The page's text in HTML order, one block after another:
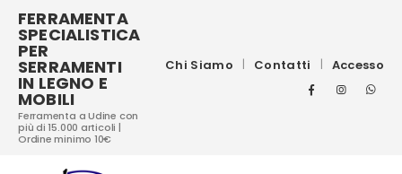
FERRAMENTA
SPECIALISTICA
PER
SERRAMENTI
IN LEGNO E
MOBILI
Ferramenta a Udine con
più di 15.000 articoli |
Ordine minimo 10€
Chi Siamo Contatti Accesso